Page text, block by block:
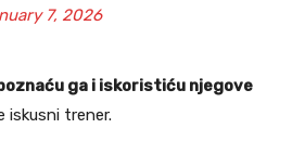
7, 2026
ga i iskoristiću njegove
iskusni trener.